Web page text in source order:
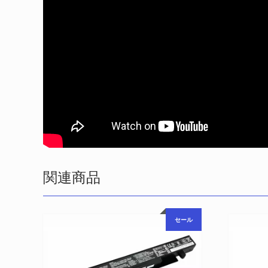
関連商品
セール